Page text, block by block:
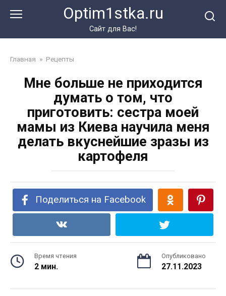
Optim1stka.ru
Сайт для Вас!
Главная » Рецепты
Мне больше не приходится
думать о том, что
приготовить: сестра моей
мамы из Киева научила меня
делать вкуснейшие зразы из
картофеля
Поделиться на Facebook
Время чтения
2 мин.
Опубликовано
27.11.2023